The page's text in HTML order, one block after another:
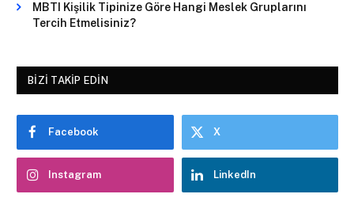
MBTI Kişilik Tipinize Göre Hangi Meslek Gruplarını
Tercih Etmelisiniz?
BIZI TAKIP EDIN
Facebook X
Instagram LinkedIn